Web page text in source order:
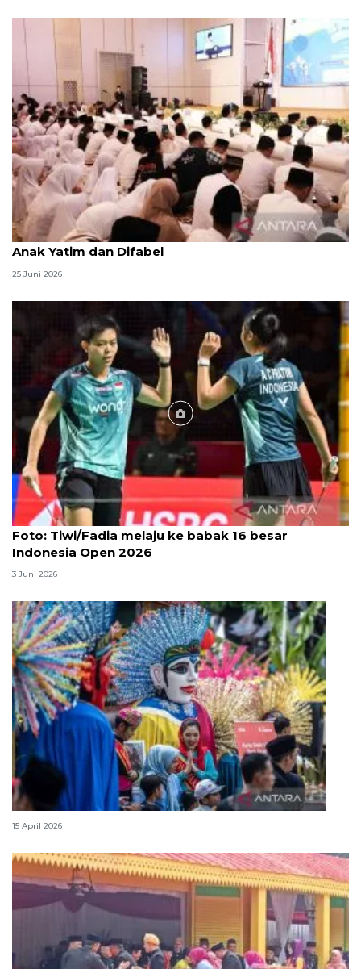
Menag jadikan setiap 10 Muharam sebagai Lebaran
Anak Yatim dan Difabel
25 Juni 2026
Foto
Foto: Tiwi/Fadia melaju ke babak 16 besar
Indonesia Open 2026
3 Juni 2026
Lebaran Betawi, harmoni tradisi dan kota global
15 April 2026